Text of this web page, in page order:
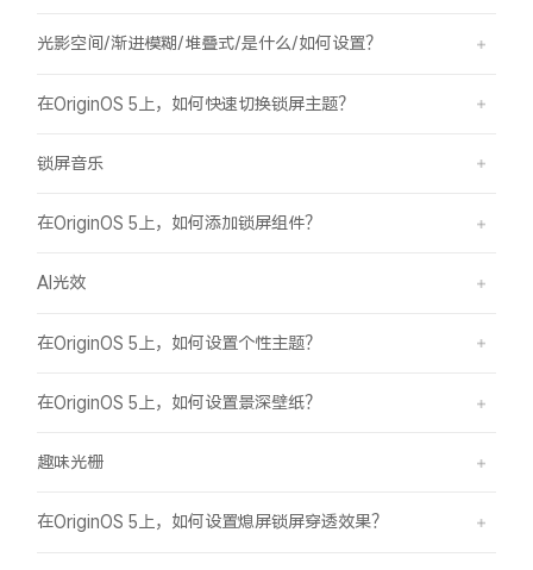
光影空间/渐进模糊/堆叠式/是什么/如何设置？
在OriginOS 5上，如何快速切换锁屏主题？
锁屏音乐
在OriginOS 5上，如何添加锁屏组件？
AI光效
在OriginOS 5上，如何设置个性主题？
在OriginOS 5上，如何设置景深壁纸？
趣味光栅
在OriginOS 5上，如何设置熄屏锁屏穿透效果？